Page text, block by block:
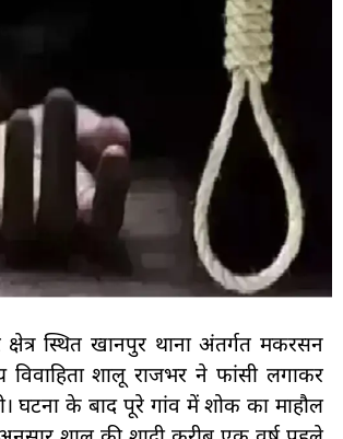
स्थित खानपुर थाना अंतर्गत मकरसन
विवाहिता शालू राजभर ने फांसी लगाकर
घटना के बाद पूरे गांव में शोक का माहौल